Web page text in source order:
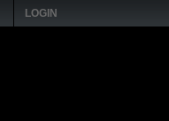
LOGIN